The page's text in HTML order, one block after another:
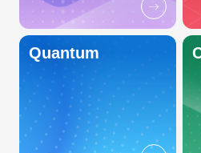
Quantum